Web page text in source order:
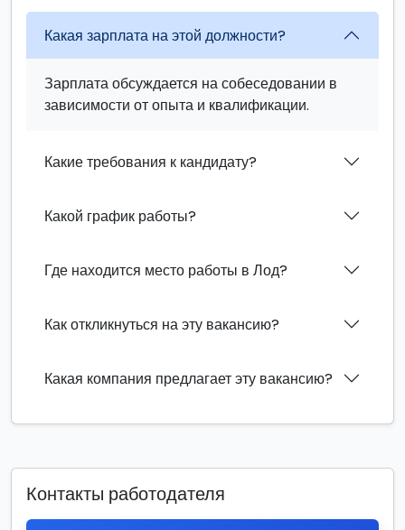
Какая зарплата на этой должности?
Зарплата обсуждается на собеседовании в
зависимости от опыта и квалификации.
Какие требования к кандидату?
Какой график работы?
Где находится место работы в Лод?
Как откликнуться на эту вакансию?
Какая компания предлагает эту вакансию?
Контакты работодателя